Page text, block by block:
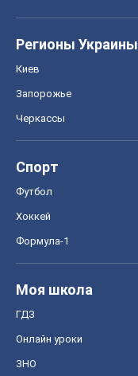
Регионы Украины
Киев
Запорожье
Черкассы
Спорт
Футбол
Хоккей
Формула-1
Моя школа
ГДЗ
Онлайн уроки
ЗНО